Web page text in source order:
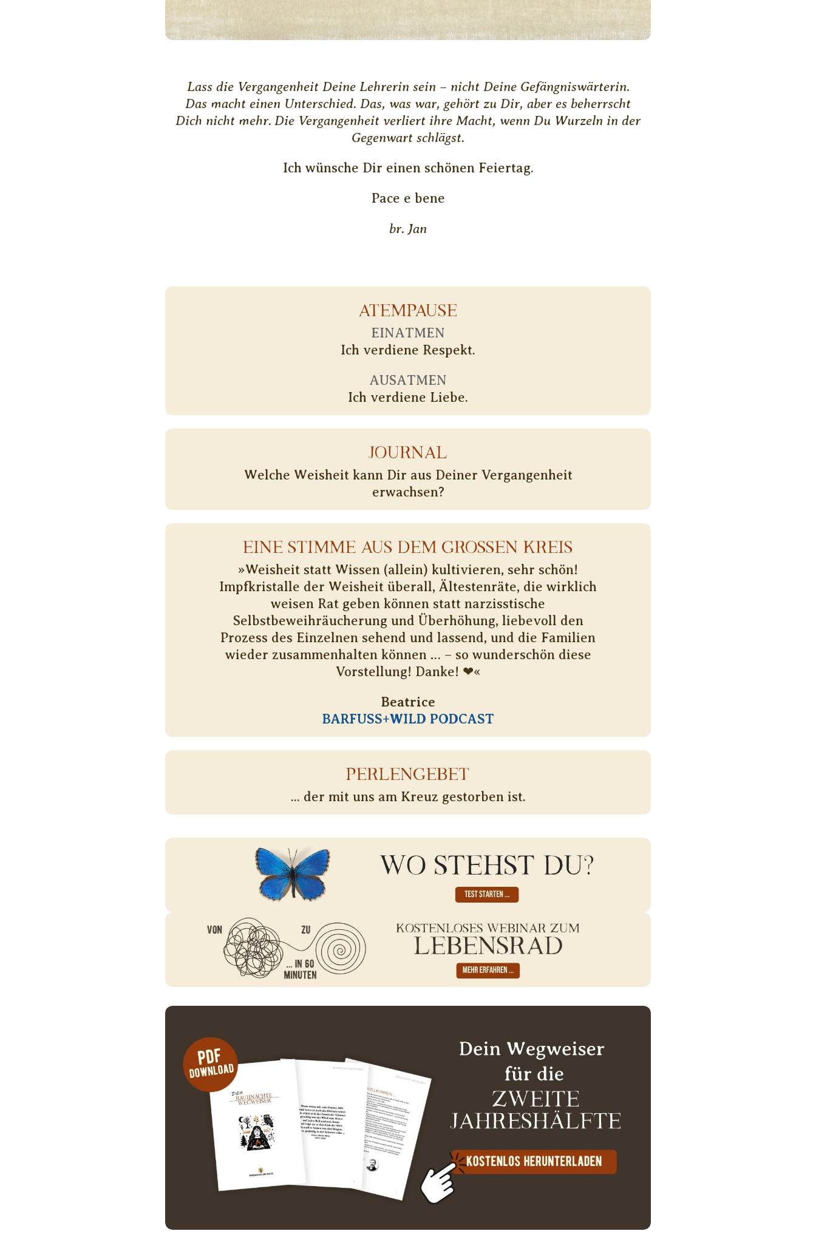
Lass die Vergangenheit Deine Lehrerin sein – nicht Deine Gefängniswärterin.
Das macht einen Unterschied. Das, was war, gehört zu Dir, aber es beherrscht
Dich nicht mehr. Die Vergangenheit verliert ihre Macht, wenn Du Wurzeln in der
Gegenwart schlägst.
Ich wünsche Dir einen schönen Feiertag.
Pace e bene
br. Jan
ATEMPAUSE
EINATMEN
Ich verdiene Respekt.
AUSATMEN
Ich verdiene Liebe.
JOURNAL
Welche Weisheit kann Dir aus Deiner Vergangenheit
erwachsen?
EINE STIMME AUS DEM GROSSEN KREIS
»Weisheit statt Wissen (allein) kultivieren, sehr schön!
Impfkristalle der Weisheit überall, Ältestenräte, die wirklich
weisen Rat geben können statt narzisstische
Selbstbeweihräucheru­ng und Überhöhung, liebevoll den
Prozess des Einzelnen sehend und lassend, und die Familien
wieder zusammenhalten können … – so wunderschön diese
Vorstellung! Danke! ❤«
Beatrice
BARFUSS+WILD PODCAST
PERLENGEBET
... der mit uns am Kreuz gestorben ist.